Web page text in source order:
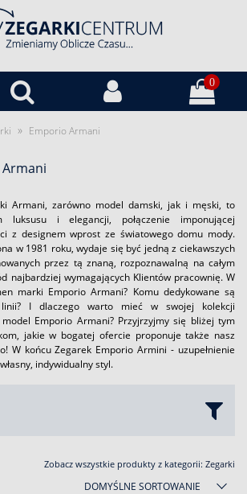
0
» Emporio Armani
Armani, zarówno model damski, jak i męski, to
luksusu i elegancji, połączenie imponującej
z designem wprost ze światowego domu mody.
w 1981 roku, wydaje się być jedną z ciekawszych
przez tą znaną, rozpoznawalną na całym
najbardziej wymagających Klientów pracownię. W
marki Emporio Armani? Komu dedykowane są
I dlaczego warto mieć w swojej kolekcji
Emporio Armani? Przyjrzyjmy się bliżej tym
jakie w bogatej ofercie proponuje także nasz
W końcu Zegarek Emporio Armini - uzupełnienie
indywidualny styl.
Zobacz wszystkie produkty z kategorii: Zegarki
DOMYŚLNE SORTOWANIE